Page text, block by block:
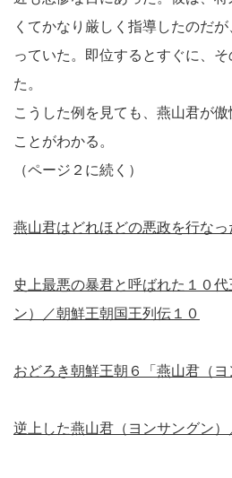
くてかなり厳しく指導したのだ
っていた。即位するとすぐに、
た。
こうした例を見ても、燕山君が
ことがわかる。
（ページ２に続く）
燕山君はどれほどの悪政を行なっ
史上最悪の暴君と呼ばれた１０
ン）／朝鮮王朝国王列伝１０
おどろき朝鮮王朝６「燕山君（ヨ
逆上した燕山君（ヨンサングン）